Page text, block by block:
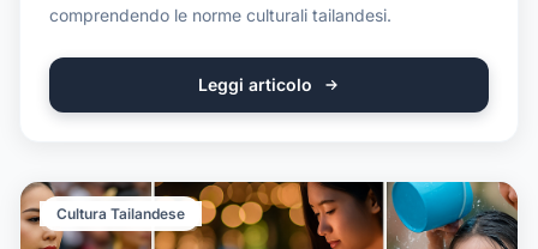
comprendendo le norme culturali tailandesi.
Leggi articolo
Cultura Tailandese